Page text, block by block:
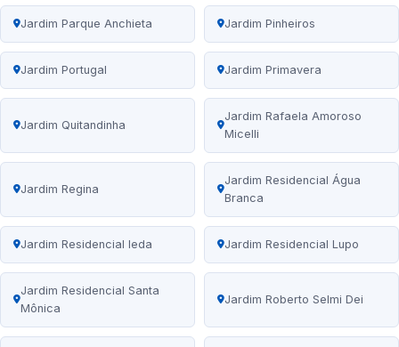
Jardim Parque Anchieta Jardim Pinheiros
Jardim Portugal Jardim Primavera
Jardim Quitandinha
Jardim Rafaela Amoroso
Micelli
Jardim Regina
Jardim Residencial Água
Branca
Jardim Residencial Ieda Jardim Residencial Lupo
Jardim Residencial Santa
Mônica
Jardim Roberto Selmi Dei